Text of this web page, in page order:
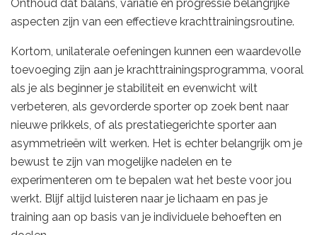
Onthoud dat balans, variatie en progressie belangrijke
aspecten zijn van een effectieve krachttrainingsroutine.
Kortom, unilaterale oefeningen kunnen een waardevolle
toevoeging zijn aan je krachttrainingsprogramma, vooral
als je als beginner je stabiliteit en evenwicht wilt
verbeteren, als gevorderde sporter op zoek bent naar
nieuwe prikkels, of als prestatiegerichte sporter aan
asymmetrieën wilt werken. Het is echter belangrijk om je
bewust te zijn van mogelijke nadelen en te
experimenteren om te bepalen wat het beste voor jou
werkt. Blijf altijd luisteren naar je lichaam en pas je
training aan op basis van je individuele behoeften en